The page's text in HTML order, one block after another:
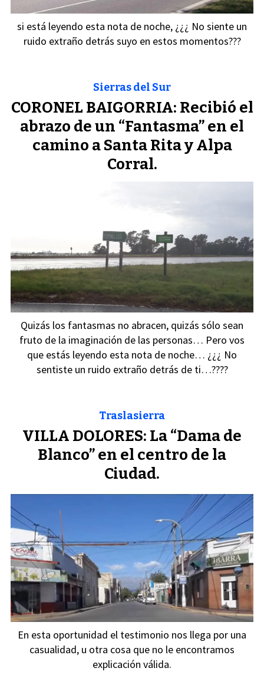
si está leyendo esta nota de noche, ¿¿¿ No siente un
ruido extraño detrás suyo en estos momentos???
CORONEL BAIGORRIA: Recibió el
abrazo de un “Fantasma” en el
camino a Santa Rita y Alpa
Corral.
Sierras del Sur
Quizás los fantasmas no abracen, quizás sólo sean
fruto de la imaginación de las personas… Pero vos
que estás leyendo esta nota de noche… ¿¿¿ No
sentiste un ruido extraño detrás de ti…????
VILLA DOLORES: La “Dama de
Blanco” en el centro de la
Ciudad.
Traslasierra
En esta oportunidad el testimonio nos llega por una
casualidad, u otra cosa que no le encontramos
explicación válida.